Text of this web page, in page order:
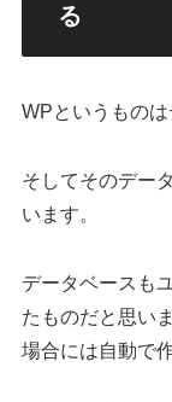
る
WPというものは
そしてそのデー
います。
データベースも
たものだと思い
場合には自動で